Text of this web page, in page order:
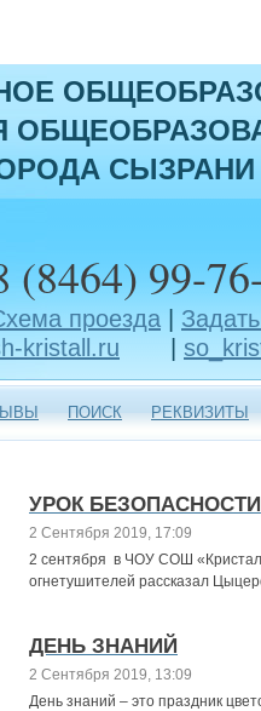
(8464) 99-
проезда
kristall.ru
ПОИСК РЕКВИЗИТЫ
УРОК БЕЗОПАСНОСТИ
2 Сентября 2019, 17:09
2 сентября в ЧОУ СОШ
огнетушителей рассказал
ДЕНЬ ЗНАНИЙ
2 Сентября 2019, 13:09
День знаний – это праздник